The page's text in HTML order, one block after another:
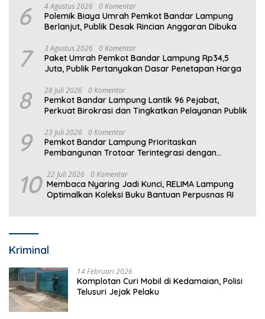
6 4 Agustus 2026 0 Komentar
Polemik Biaya Umrah Pemkot Bandar Lampung
Berlanjut, Publik Desak Rincian Anggaran Dibuka
7 3 Agustus 2026 0 Komentar
Paket Umrah Pemkot Bandar Lampung Rp34,5
Juta, Publik Pertanyakan Dasar Penetapan Harga
8 28 Juli 2026 0 Komentar
Pemkot Bandar Lampung Lantik 96 Pejabat,
Perkuat Birokrasi dan Tingkatkan Pelayanan Publik
9 23 Juli 2026 0 Komentar
Pemkot Bandar Lampung Prioritaskan
Pembangunan Trotoar Terintegrasi dengan
10 22 Juli 2026 0 Komentar
Membaca Nyaring Jadi Kunci, RELIMA Lampung
Optimalkan Koleksi Buku Bantuan Perpusnas RI
Kriminal
14 Februari 2026
Komplotan Curi Mobil di Kedamaian, Polisi
Telusuri Jejak Pelaku